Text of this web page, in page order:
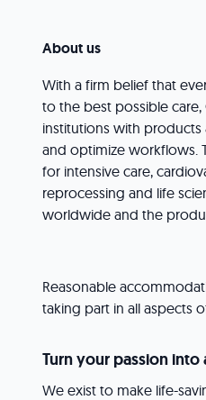
About us
With a firm belief that
to the best possible
institutions with products
and optimize workflows.
for intensive care,
reprocessing and life
worldwide and the
Reasonable
taking part in all aspects
Turn your passion into
We exist to make life-